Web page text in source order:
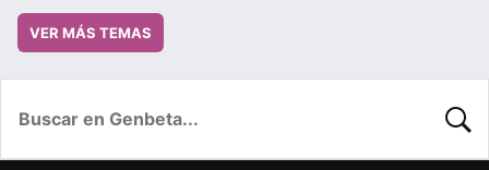
VER MÁS TEMAS